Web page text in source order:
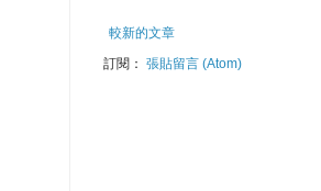
較新的文章
訂閱： 張貼留言 (Atom)